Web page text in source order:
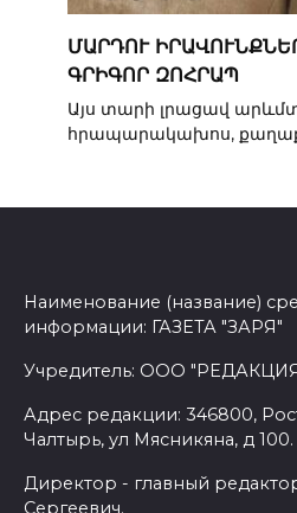
ՄԱՐԴՈՒ
ԳՐԻԳՈՐ ԶՈՀՐԱՊ
Այս տարի լրացավ
հրապարակախոս,
Наименование (название)
информации: ГАЗЕТА "ЗАРЯ"
Учредитель: ООО
Адрес редакции: 346800,
Чалтырь, ул Мясникяна, д 100.
Директор - главный